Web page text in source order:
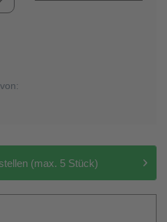
(max. 5 Stück)